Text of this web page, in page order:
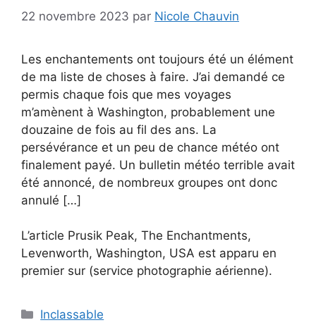
22 novembre 2023 par Nicole Chauvin
Les enchantements ont toujours été un élément
de ma liste de choses à faire. J’ai demandé ce
permis chaque fois que mes voyages
m’amènent à Washington, probablement une
douzaine de fois au fil des ans. La
persévérance et un peu de chance météo ont
finalement payé. Un bulletin météo terrible avait
été annoncé, de nombreux groupes ont donc
annulé […]
L’article Prusik Peak, The Enchantments,
Levenworth, Washington, USA est apparu en
premier sur (service photographie aérienne).
Catégories
Inclassable